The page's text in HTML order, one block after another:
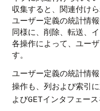
収集すると、関連付け
ユーザー定義の統計情
同様に、削除、転送、
各操作によって、ユー
す。
ユーザー定義の統計情
操作も、列および索引
よびGETインタフェー